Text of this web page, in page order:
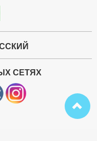
СЕТЯХ